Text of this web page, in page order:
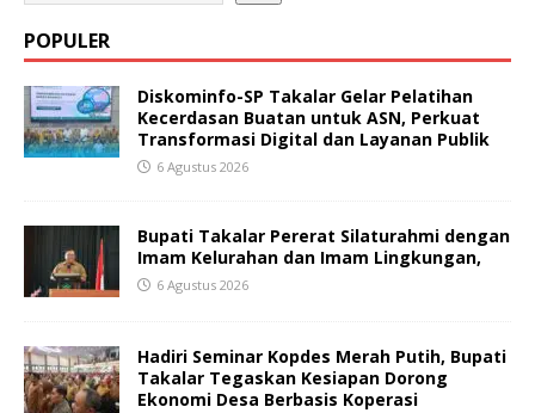
POPULER
Diskominfo-SP Takalar Gelar Pelatihan
Kecerdasan Buatan untuk ASN, Perkuat
Transformasi Digital dan Layanan Publik
6 Agustus 2026
Bupati Takalar Pererat Silaturahmi dengan
Imam Kelurahan dan Imam Lingkungan,
6 Agustus 2026
Hadiri Seminar Kopdes Merah Putih, Bupati
Takalar Tegaskan Kesiapan Dorong
Ekonomi Desa Berbasis Koperasi